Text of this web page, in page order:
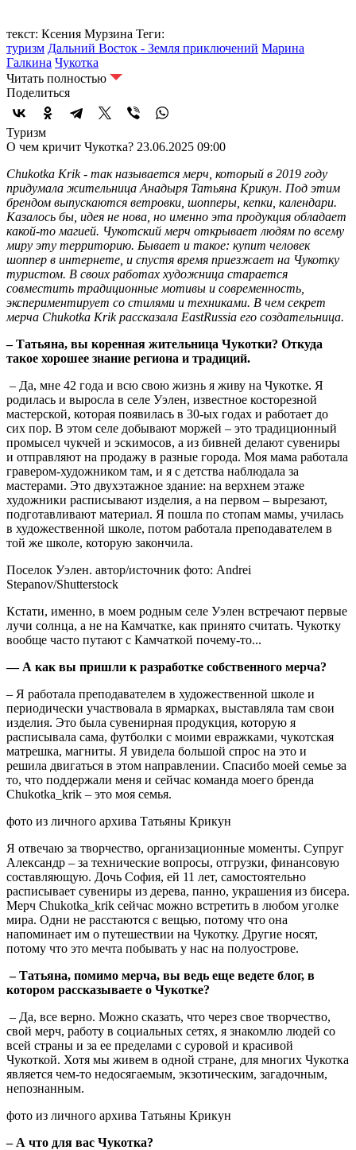
текст: Ксения Мурзина Теги:
туризм Дальний Восток - Земля приключений Марина
Галкина Чукотка
Читать полностью
Поделиться
Туризм
О чем кричит Чукотка? 23.06.2025 09:00
Chukotka Krik - так называется мерч, который в 2019 году
придумала жительница Анадыря Татьяна Крикун. Под этим
брендом выпускаются ветровки, шопперы, кепки, календари.
Казалось бы, идея не нова, но именно эта продукция обладает
какой-то магией. Чукотский мерч открывает людям по всему
миру эту территорию. Бывает и такое: купит человек
шоппер в интернете, и спустя время приезжает на Чукотку
туристом. В своих работах художница старается
совместить традиционные мотивы и современность,
экспериментирует со стилями и техниками. В чем секрет
мерча Chukotka Krik рассказала EastRussia его создательница.
– Татьяна, вы коренная жительница Чукотки? Откуда
такое хорошее знание региона и традиций.
– Да, мне 42 года и всю свою жизнь я живу на Чукотке. Я
родилась и выросла в селе Уэлен, известное косторезной
мастерской, которая появилась в 30-ых годах и работает до
сих пор. В этом селе добывают моржей – это традиционный
промысел чукчей и эскимосов, а из бивней делают сувениры
и отправляют на продажу в разные города. Моя мама работала
гравером-художником там, и я с детства наблюдала за
мастерами. Это двухэтажное здание: на верхнем этаже
художники расписывают изделия, а на первом – вырезают,
подготавливают материал. Я пошла по стопам мамы, училась
в художественной школе, потом работала преподавателем в
той же школе, которую закончила.
Поселок Уэлен. автор/источник фото: Andrei
Stepanov/Shutterstock
Кстати, именно, в моем родным селе Уэлен встречают первые
лучи солнца, а не на Камчатке, как принято считать. Чукотку
вообще часто путают с Камчаткой почему-то...
— А как вы пришли к разработке собственного мерча?
– Я работала преподавателем в художественной школе и
периодически участвовала в ярмарках, выставляла там свои
изделия. Это была сувенирная продукция, которую я
расписывала сама, футболки с моими евражками, чукотская
матрешка, магниты. Я увидела большой спрос на это и
решила двигаться в этом направлении. Спасибо моей семье за
то, что поддержали меня и сейчас команда моего бренда
Chukotka_krik – это моя семья.
фото из личного архива Татьяны Крикун
Я отвечаю за творчество, организационные моменты. Супруг
Александр – за технические вопросы, отгрузки, финансовую
составляющую. Дочь София, ей 11 лет, самостоятельно
расписывает сувениры из дерева, панно, украшения из бисера.
Мерч Chukotka_krik сейчас можно встретить в любом уголке
мира. Одни не расстаются с вещью, потому что она
напоминает им о путешествии на Чукотку. Другие носят,
потому что это мечта побывать у нас на полуострове.
– Татьяна, помимо мерча, вы ведь еще ведете блог, в
котором рассказываете о Чукотке?
– Да, все верно. Можно сказать, что через свое творчество,
свой мерч, работу в социальных сетях, я знакомлю людей со
всей страны и за ее пределами с суровой и красивой
Чукоткой. Хотя мы живем в одной стране, для многих Чукотка
является чем-то недосягаемым, экзотическим, загадочным,
непознанным.
фото из личного архива Татьяны Крикун
– А что для вас Чукотка?